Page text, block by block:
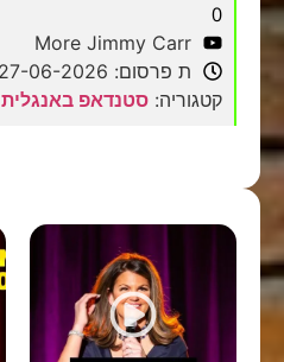
0
More Jimmy Carr
ת פרסום: 27-06-2026
קטגוריה: סטנדאפ באנגלית